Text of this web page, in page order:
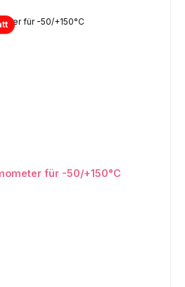
für -50/+150°C